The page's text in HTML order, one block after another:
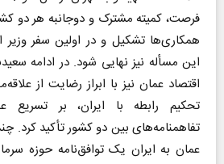
فرصت، کمیته مشترک و دوجانبه هر دو
همکاری‌ها تشکیل و در اولین سفر وزیر
این مسأله نیز نهایی شود. در ادامه
اقتصاد عمان نیز با ابراز رضایت از
تحکیم رابطه با ایران، بر تسریع
تفاهمنامه‌های بین دو کشور تأکید
عمان به ایران یک توافق‌نامه حوزه